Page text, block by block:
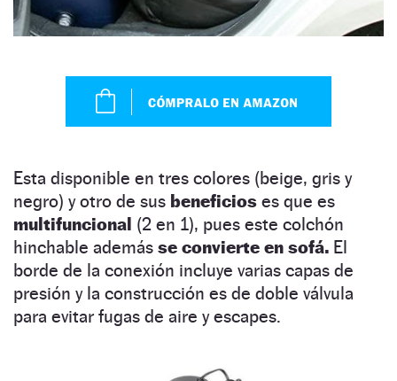
Esta disponible en tres colores (beige, gris y
negro) y otro de sus beneficios es que es
multifuncional (2 en 1), pues este colchón
hinchable además se convierte en sofá. El
borde de la conexión incluye varias capas de
presión y la construcción es de doble válvula
para evitar fugas de aire y escapes.